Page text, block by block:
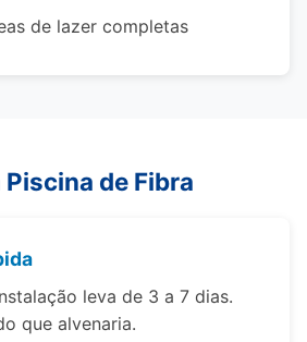
de lazer completas
de Fibra
leva de 3 a 7 dias.
que alvenaria.